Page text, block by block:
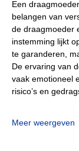
Een
belangen van
de draagmoeder
instemming lijkt
te garanderen,
De ervaring van
vaak emotioneel
risico’s en
Meer weergeven